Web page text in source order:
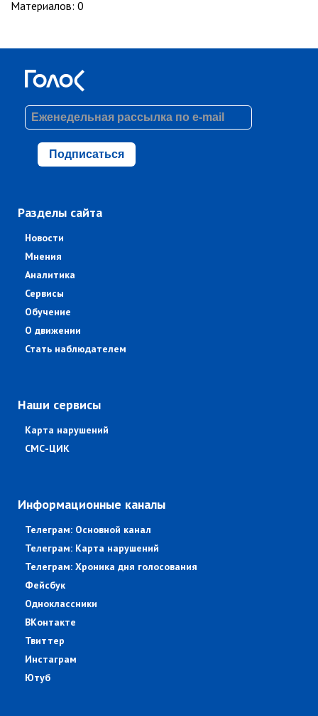
Материалов: 0
Подписаться
Разделы сайта
Новости
Мнения
Аналитика
Сервисы
Обучение
О движении
Стать наблюдателем
Наши сервисы
Карта нарушений
СМС-ЦИК
Информационные каналы
Телеграм: Основной канал
Телеграм: Карта нарушений
Телеграм: Хроника дня голосования
Фейсбук
Одноклассники
ВКонтакте
Твиттер
Инстаграм
Ютуб